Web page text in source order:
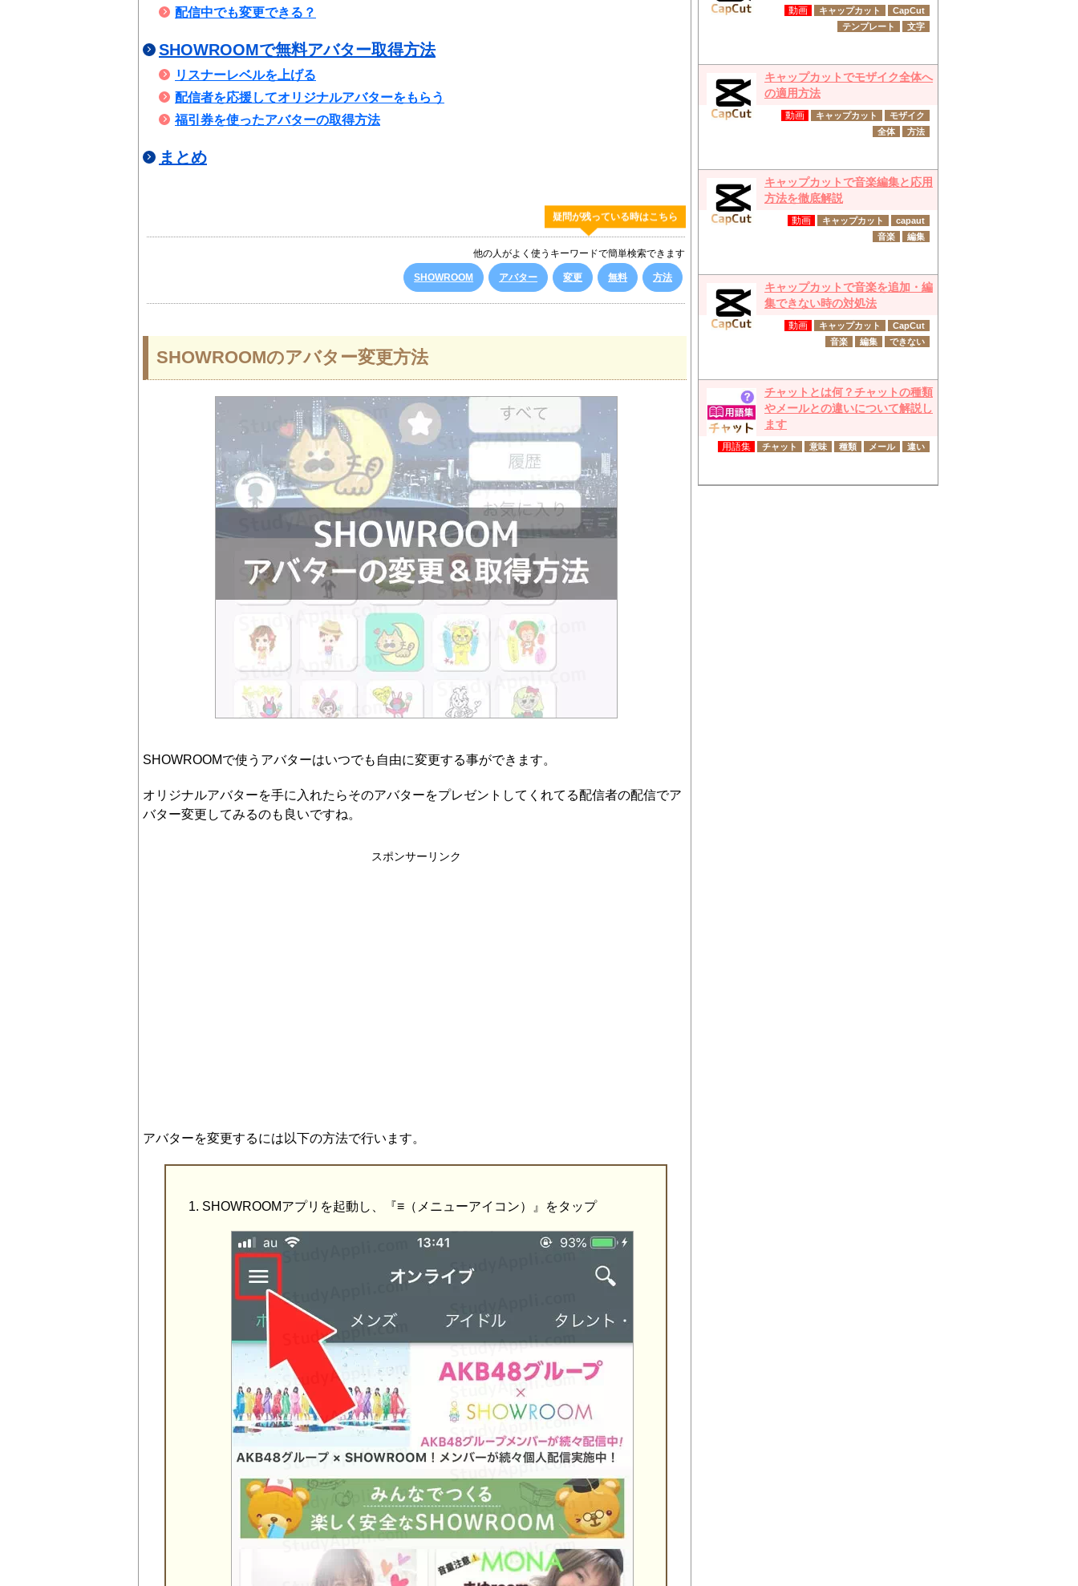
配信中でも変更できる？
SHOWROOMで無料アバター取得方法
リスナーレベルを上げる
配信者を応援してオリジナルアバターをもらう
福引券を使ったアバターの取得方法
まとめ
疑問が残っている時はこちら
他の人がよく使うキーワードで簡単検索できます
SHOWROOM アバター 変更 無料 方法
SHOWROOMのアバター変更方法
SHOWROOMで使うアバターはいつでも自由に変更する事ができます。
オリジナルアバターを手に入れたらそのアバターをプレゼントしてくれてる配信者の配信でア
バター変更してみるのも良いですね。
スポンサーリンク
アバターを変更するには以下の方法で行います。
SHOWROOMアプリを起動し、『≡（メニューアイコン）』をタップ
動画 キャップカット
CapCut
テンプレート
文字
キャップカットでモザイク全体へ
の適用方法
動画 キャップカット
モザイク
全体
方法
キャップカットで音楽編集と応用
方法を徹底解説
動画 キャップカット
capaut
音楽
編集
キャップカットで音楽を追加・編
集できない時の対処法
動画 キャップカット
CapCut
音楽
編集 できない
チャットとは何？チャットの種類
やメールとの違いについて解説し
ます
用語集 チャット 意味 種類 メール 違い